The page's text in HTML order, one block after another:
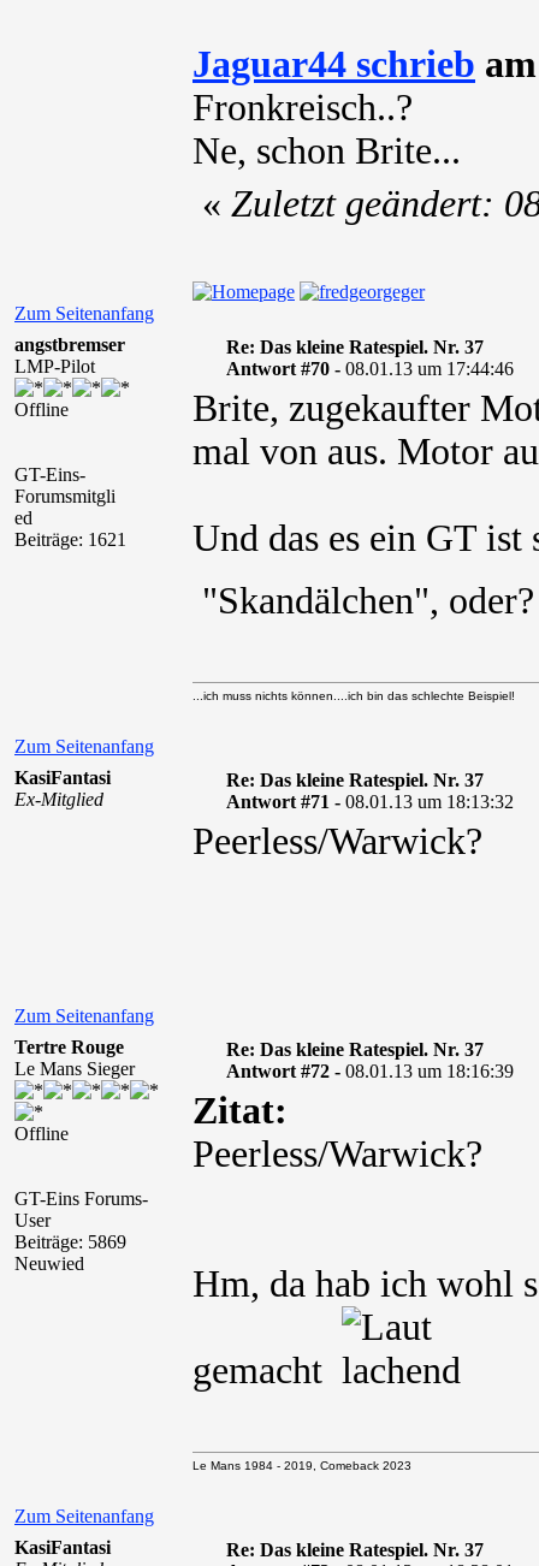
Jaguar44 schrieb
Fronkreisch..?
Ne, schon Brite...
Zum Seitenanfang
« Zuletzt geändert:
angstbremser
LMP-Pilot
Offline
GT-Eins-
Forumsmitgli
ed
Beiträge: 1621
Re: Das kleine Ratespiel. Nr. 37
Antwort #70 - 08.01.13 um 17:44:46
Brite, zugekaufter
mal von aus. Motor
Und das es ein GT ist
"Skandälchen",
Zum Seitenanfang
...ich muss nichts können....ich bin das schlechte Beispiel!
KasiFantasi
Ex-Mitglied
Re: Das kleine Ratespiel. Nr. 37
Antwort #71 - 08.01.13 um 18:13:32
Peerless/Warwick?
Zum Seitenanfang
Tertre Rouge
Le Mans Sieger
Offline
GT-Eins Forums-
User
Beiträge: 5869
Neuwied
Re: Das kleine Ratespiel. Nr. 37
Antwort #72 - 08.01.13 um 18:16:39
Zitat:
Peerless/Warwick?
Hm, da hab ich wohl
gemacht
Zum Seitenanfang
Le Mans 1984 - 2019, Comeback 2023
KasiFantasi
Re: Das kleine Ratespiel. Nr. 37